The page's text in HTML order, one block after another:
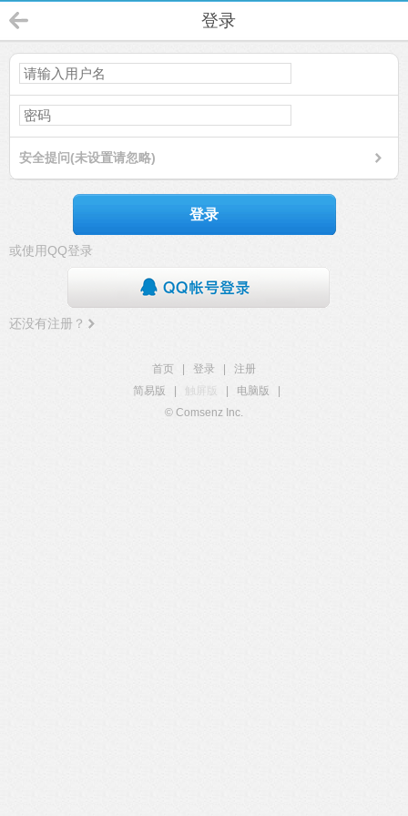
登录
安全提问(未设置请忽略)
登录
或使用QQ登录
还没有注册？
首页 登录
注册
简易版
触屏版 电脑版
© Comsenz Inc.